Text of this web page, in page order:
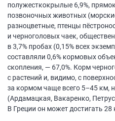
полужесткокрылые 6,9%,
позвоночных животных
разноцветные, птенцы
и черноголовых чаек,
в 3,7% пробах (0,15% всех
составляли 0,6% кормовых
скопления, — 67,0%. Корм
с растений и, видимо, с
за кормом чаще всего 5–45 км,
(Ардамацкая, Вакаренко,
В Греции он может достигать